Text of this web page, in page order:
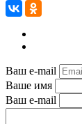
Ваш e-mail
Ваше имя
Ваш e-mail